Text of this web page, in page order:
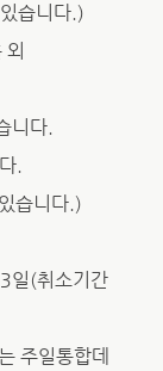
습니다.)
니다.
.
습니다.)
일(취소기간
주일통합데